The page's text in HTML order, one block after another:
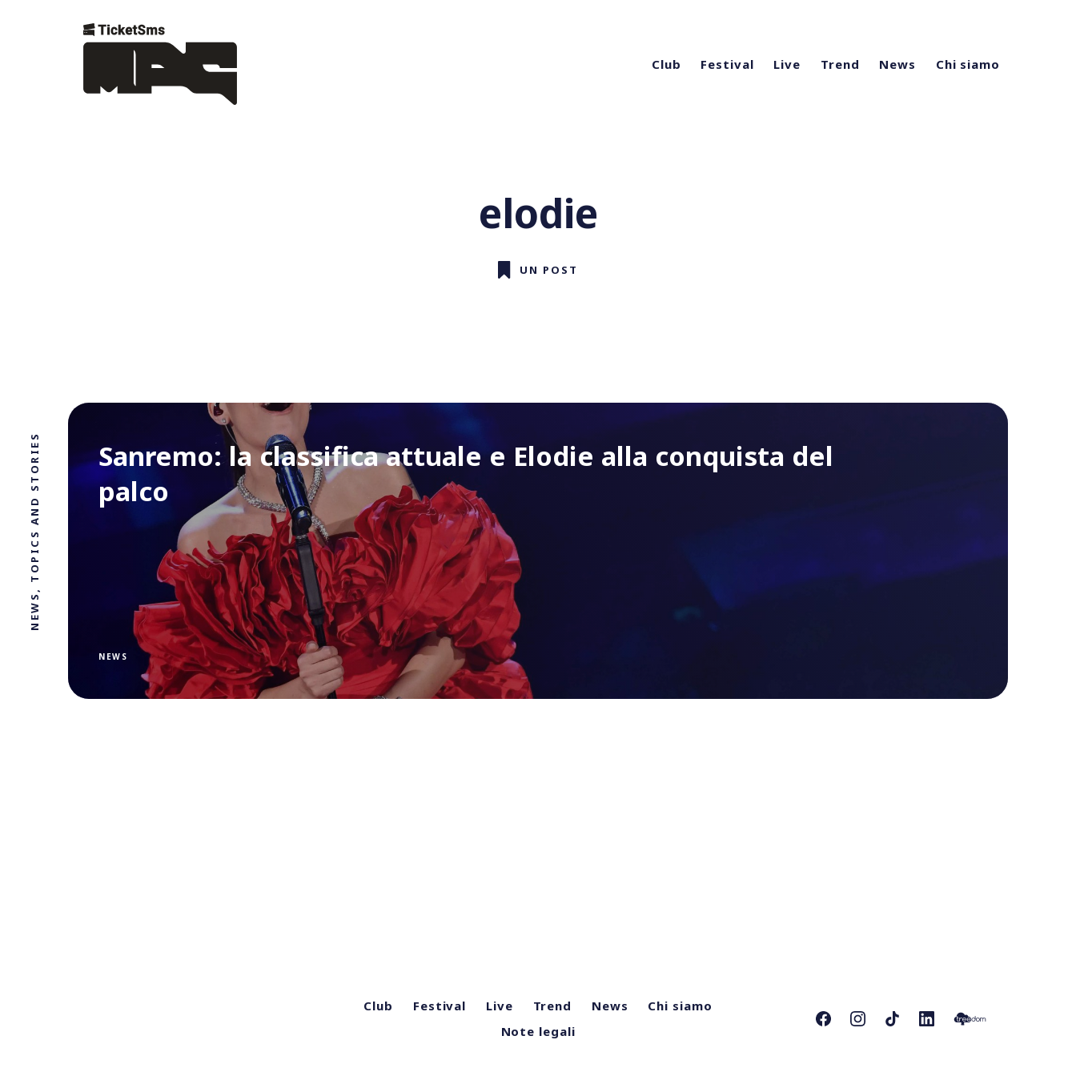
Club Festival Live Trend News Chi siamo
NEWS, TOPICS AND STORIES
elodie
UN POST
Sanremo: la classifica attuale e Elodie alla conquista del
palco
NEWS
Club Festival Live Trend News
Chi siamo
Note legali